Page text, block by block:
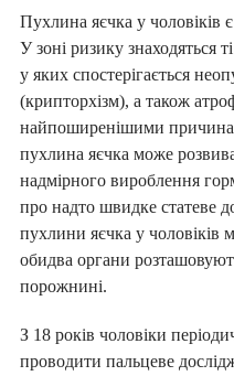
Пухлина яєчка у
У зоні ризику знаходяться
у яких спостерігається
(крипторхізм), а також
найпоширенішими
пухлина яєчка може
надмірного вироблення
про надто швидке статеве
пухлини яєчка у чоловіків
обидва органи
порожнині.
З 18 років чоловіки
проводити пальцеве